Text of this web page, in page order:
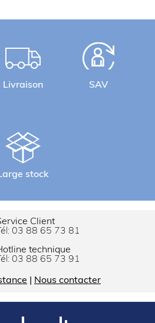
Livraison SAV
stock
Client
03 88 65 73 81
technique
03 88 65 73 91
Nous contacter